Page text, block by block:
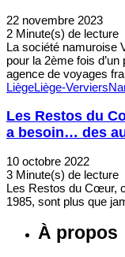
22 novembre 2023
2 Minute(s) de lecture
La société namuroise
pour la 2ème fois
agence de voyages
LiègeLiège-Verviers
Les Restos du
a besoin… des
10 octobre 2022
3 Minute(s) de lecture
Les Restos du Cœur,
1985, sont plus que
À propos